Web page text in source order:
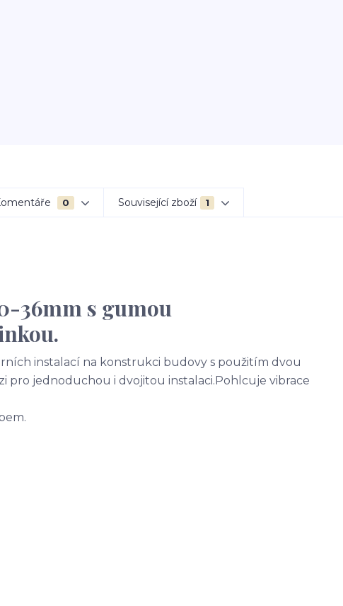
0 Související zboží 1
36mm s gumou
instalací na konstrukci budovy s použitím dvou
pro jednoduchou i dvojitou instalaci.Pohlcuje vibrace